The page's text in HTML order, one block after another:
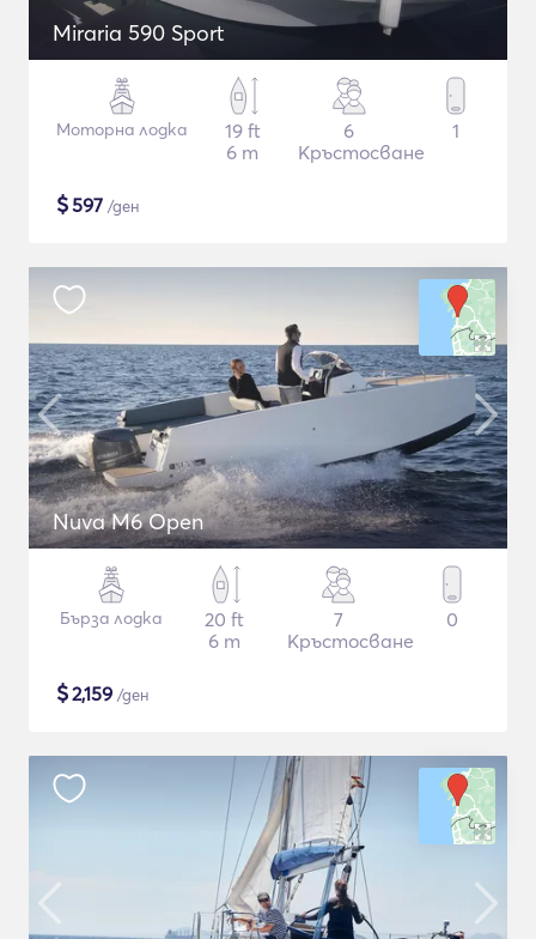
Miraria 590 Sport
Моторна лодка
19 ft
6 m
6
Кръстосване
1
$597 /ден
Nuva M6 Open
Бърза лодка
20 ft
6 m
7
Кръстосване
0
$2,159 /ден